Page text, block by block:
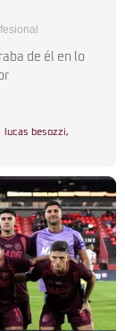
de él en lo
lucas besozzi,